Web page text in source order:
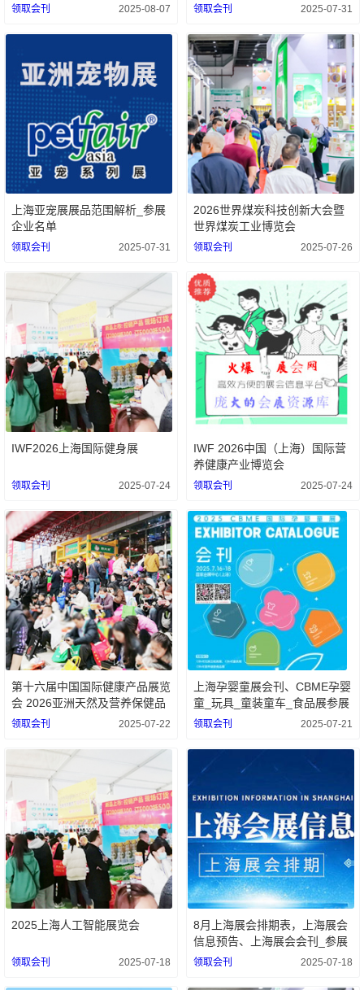
领取会刊 2025-08-07 领取会刊 2025-07-31
上海亚宠展展品范围解析_参展
企业名单
领取会刊 2025-07-31
2026世界煤炭科技创新大会暨
世界煤炭工业博览会
领取会刊 2025-07-26
IWF2026上海国际健身展
领取会刊 2025-07-24
IWF 2026中国（上海）国际营
养健康产业博览会
领取会刊 2025-07-24
第十六届中国国际健康产品展览
会 2026亚洲天然及营养保健品
展
领取会刊 2025-07-22
上海孕婴童展会刊、CBME孕婴
童_玩具_童装童车_食品展参展
商名录
领取会刊 2025-07-21
2025上海人工智能展览会
领取会刊 2025-07-18
8月上海展会排期表，上海展会
信息预告、上海展会会刊_参展
商名录同步更新！
领取会刊 2025-07-18